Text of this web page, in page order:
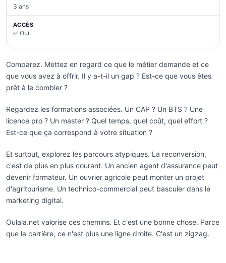
3 ans
✅ Oui
Comparez. Mettez en regard ce que le métier demande et ce
que vous avez à offrir. Il y a-t-il un gap ? Est-ce que vous êtes
prêt à le combler ?
Regardez les formations associées. Un CAP ? Un BTS ? Une
licence pro ? Un master ? Quel temps, quel coût, quel effort ?
Est-ce que ça correspond à votre situation ?
Et surtout, explorez les parcours atypiques. La reconversion,
c'est de plus en plus courant. Un ancien agent d'assurance peut
devenir formateur. Un ouvrier agricole peut monter un projet
d'agritourisme. Un technico-commercial peut basculer dans le
marketing digital.
Oulala.net valorise ces chemins. Et c'est une bonne chose. Parce
que la carrière, ce n'est plus une ligne droite. C'est un zigzag.